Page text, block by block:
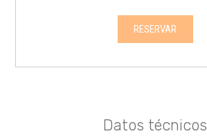
RESERVAR
Datos técnicos